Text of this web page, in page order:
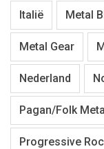
Italië Metal
Metal Gear
Nederland
Pagan/Folk
Progressive